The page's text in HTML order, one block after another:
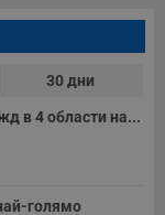
30 дни
в 4 области на...
голямо